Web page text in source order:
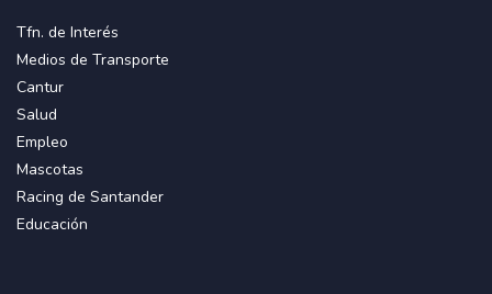
Tfn. de Interés
Medios de Transporte
Cantur
Salud
Empleo
Mascotas
Racing de Santander
Educación